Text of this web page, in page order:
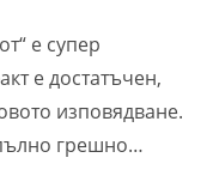
е супер
е достатъчен,
изповядване.
грешно…